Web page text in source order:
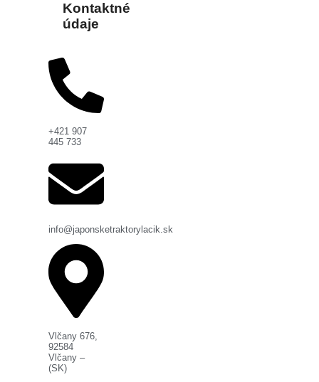
Kontaktné
údaje
+421 907
445 733
info@japonsketraktorylacik.sk
Vlčany 676,
92584
Vlčany –
(SK)